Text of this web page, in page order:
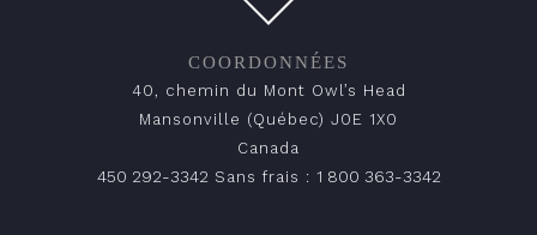
COORDONNÉES
40, chemin du Mont Owl’s Head
Mansonville (Québec) J0E 1X0
Canada
450 292-3342 Sans frais : 1 800 363-3342